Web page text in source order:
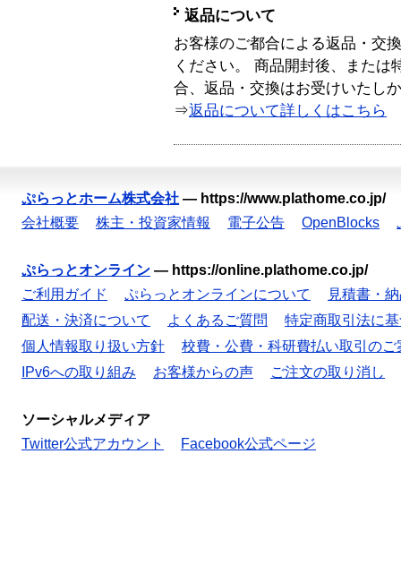
返品について
お客様のご都合による返品・交
ください。 商品開封後、または
合、返品・交換はお受けいたし
⇒返品について詳しくはこちら
ぷらっとホーム株式会社 — https://www.plathome.co.jp/
会社概要
株主・投資家情報 電子公告 OpenBlocks
ぷらっとオンライン — https://online.plathome.co.jp/
ご利用ガイド
ぷらっとオンラインについて
見積書・
配送・決済について
よくあるご質問
特定商取引法に
個人情報取り扱い方針
校費・公費・科研費払い取引のご
IPv6への取り組み
お客様からの声 ご注文の取り消し
ソーシャルメディア
Twitter公式アカウント
Facebook公式ページ